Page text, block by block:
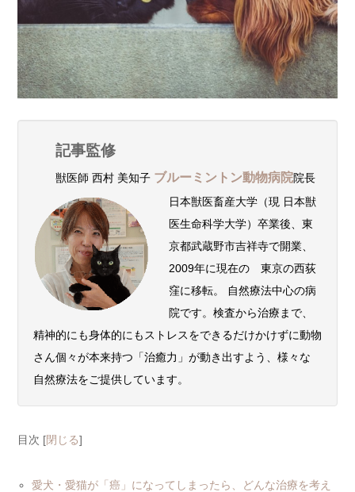
記事監修
獣医師 西村 美知子 ブルーミントン動物病院院長
日本獣医畜産大学（現 日本獣
医生命科学大学）卒業後、東
京都武蔵野市吉祥寺で開業、
2009年に現在の 東京の西荻
窪に移転。 自然療法中心の病
院です。検査から治療まで、
精神的にも身体的にもストレスをできるだけかけずに動物
さん個々が本来持つ「治癒力」が動き出すよう、様 々な
自然療法をご提供しています。
目次 [閉じる]
愛犬・愛猫が「癌」になってしまったら、どんな治療を考え